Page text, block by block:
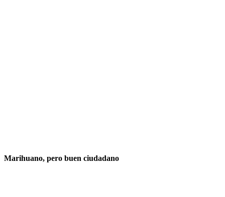
Marihuano, pero buen ciudadano